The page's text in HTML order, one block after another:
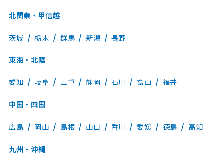
北関東・甲信越
茨城 栃木 群馬 新潟 長野
東海・北陸
愛知 岐阜 三重 静岡 石川 富山 福井
中国・四国
広島 岡山 島根 山口 香川 愛媛 徳島 高知
九州・沖縄